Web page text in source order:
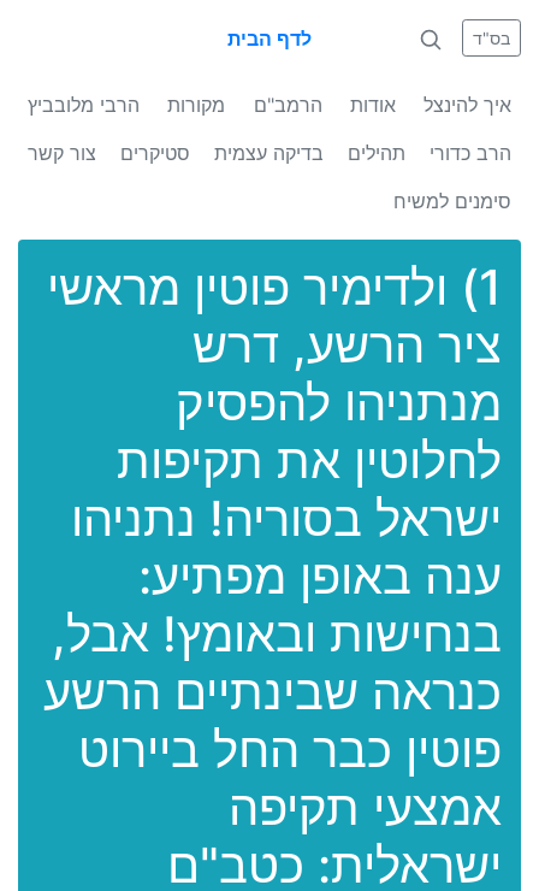
לדף הבית בס"ד
איך להינצל אודות הרמב"ם מקורות
הרבי מלובביץ
הרב כדורי
תהילים בדיקה עצמית סטיקרים
צור קשר
סימנים למשיח
1) ולדימיר פוטין מראשי
ציר הרשע, דרש
מנתניהו להפסיק
לחלוטין את תקיפות
ישראל בסוריה! נתניהו
ענה באופן מפתיע:
בנחישות ובאומץ! אבל,
כנראה שבינתיים הרשע
פוטין כבר החל ביירוט
אמצעי תקיפה
ישראלית: כטב"ם